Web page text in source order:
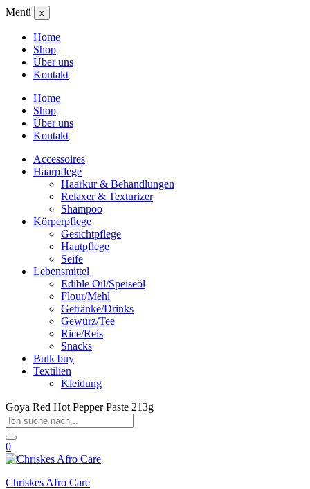
Menü x
Home
Shop
Über uns
Kontakt
Home
Shop
Über uns
Kontakt
Accessoires
Haarpflege
Haarkur & Behandlungen
Relaxer & Texturizer
Shampoo
Körperpflege
Gesichtpflege
Hautpflege
Seife
Lebensmittel
Edible Oil/Speiseöl
Flour/Mehl
Getränke/Drinks
Gewürz/Tee
Rice/Reis
Snacks
Bulk buy
Textilien
Kleidung
Goya Red Hot Pepper Paste 213g
0
Chriskes Afro Care